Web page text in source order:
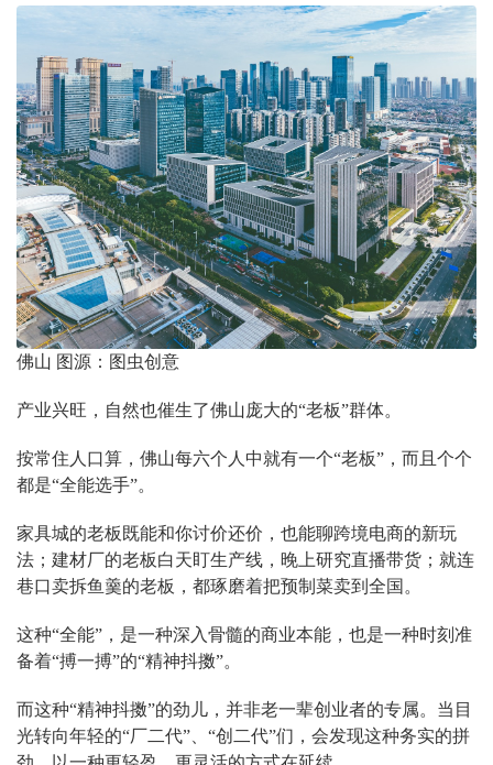
佛山 图源：图虫创意
产业兴旺，自然也催生了佛山庞大的“老板”群体。
按常住人口算，佛山每六个人中就有一个“老板”，而且个个
都是“全能选手”。
家具城的老板既能和你讨价还价，也能聊跨境电商的新玩
法；建材厂的老板白天盯生产线，晚上研究直播带货；就连
巷口卖拆鱼羹的老板，都琢磨着把预制菜卖到全国。
这种“全能”，是一种深入骨髓的商业本能，也是一种时刻准
备着“搏一搏”的“精神抖擞”。
而这种“精神抖擞”的劲儿，并非老一辈创业者的专属。当目
光转向年轻的“厂二代”、“创二代”们，会发现这种务实的拼